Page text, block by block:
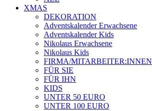
XMAS
DEKORATION
Adventskalender Erwachsene
Adventskalender Kids
Nikolaus Erwachsene
Nikolaus Kids
FIRMA/MITARBEITER:INNEN
FÜR SIE
FÜR IHN
KIDS
UNTER 50 EURO
UNTER 100 EURO